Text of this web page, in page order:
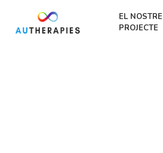
EL NOSTRE
PROJECTE